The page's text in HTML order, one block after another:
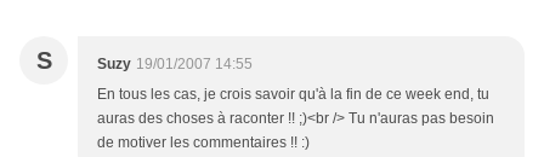
S Suzy 19/01/2007 14:55
En tous les cas, je crois savoir qu'à la fin de ce week end, tu
auras des choses à raconter !! ;)<br /> Tu n'auras pas besoin
de motiver les commentaires !! :)